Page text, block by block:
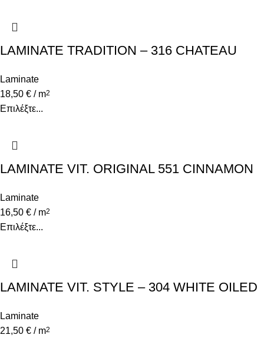
LAMINATE TRADITION – 316 CHATEAU
Laminate
18,50 € / m2
Επιλέξτε...
LAMINATE VIT. ORIGINAL 551 CINNAMON
Laminate
16,50 € / m2
Επιλέξτε...
LAMINATE VIT. STYLE – 304 WHITE OILED
Laminate
21,50 € / m2